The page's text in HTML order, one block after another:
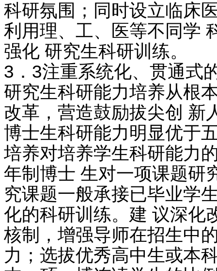
科研氛围；同时设立临床
利用理、工、医等不同学
强化 研究生科研训练。
3．3注重系统化、贯通式
研究生科研能力培养从根
改革，营造鼓励拔尖创 新
博士生科研能力明显优于
培养对培养学生科研能力
年制博士 生对一项课题研
究课题一般承接已毕业学
化的科研训练。建 议深化
核制，增强导师在招生中
力；选拔优秀高中生或本